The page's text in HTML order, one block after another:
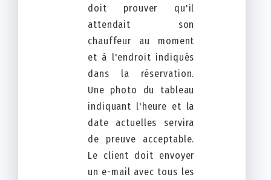
doit prouver qu'il
attendait son
chauffeur au moment
et à l'endroit indiqués
dans la réservation.
Une photo du tableau
indiquant l'heure et la
date actuelles servira
de preuve acceptable.
Le client doit envoyer
un e-mail avec tous les